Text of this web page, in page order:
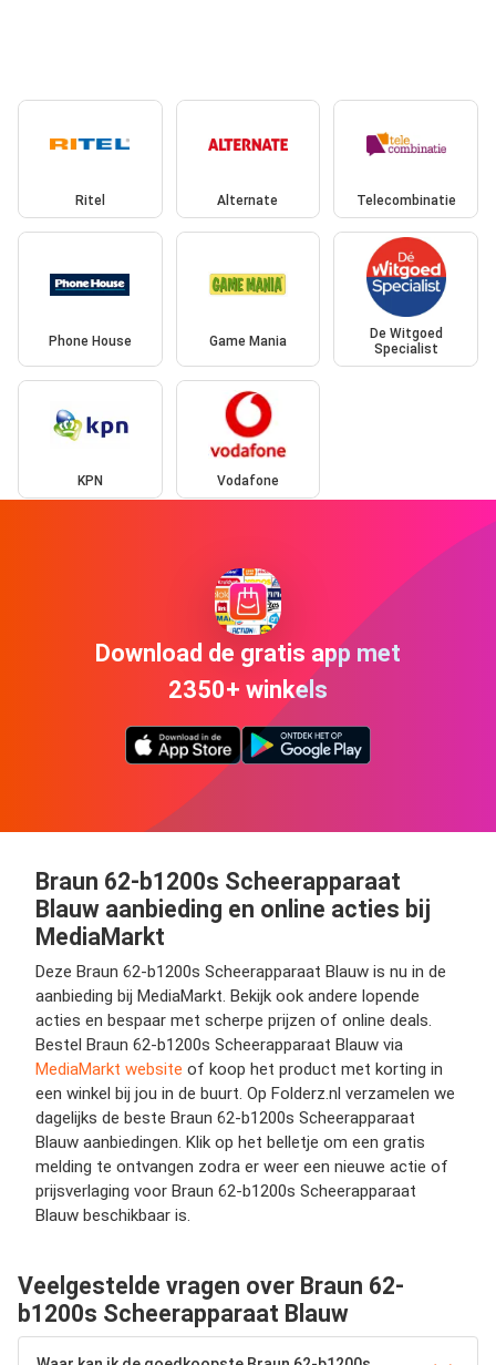
Ritel Alternate Telecombinatie
Phone House Game Mania
De Witgoed
Specialist
KPN Vodafone
Download de gratis app met
2350+ winkels
Braun 62-b1200s Scheerapparaat
Blauw aanbieding en online acties bij
MediaMarkt
Deze Braun 62-b1200s Scheerapparaat Blauw is nu in de
aanbieding bij MediaMarkt. Bekijk ook andere lopende
acties en bespaar met scherpe prijzen of online deals.
Bestel Braun 62-b1200s Scheerapparaat Blauw via
MediaMarkt website of koop het product met korting in
een winkel bij jou in de buurt. Op Folderz.nl verzamelen we
dagelijks de beste Braun 62-b1200s Scheerapparaat
Blauw aanbiedingen. Klik op het belletje om een gratis
melding te ontvangen zodra er weer een nieuwe actie of
prijsverlaging voor Braun 62-b1200s Scheerapparaat
Blauw beschikbaar is.
Veelgestelde vragen over Braun 62-
b1200s Scheerapparaat Blauw